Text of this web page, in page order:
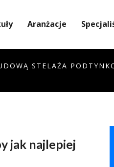
Aranżacje
STELAŻA
jak najlepiej